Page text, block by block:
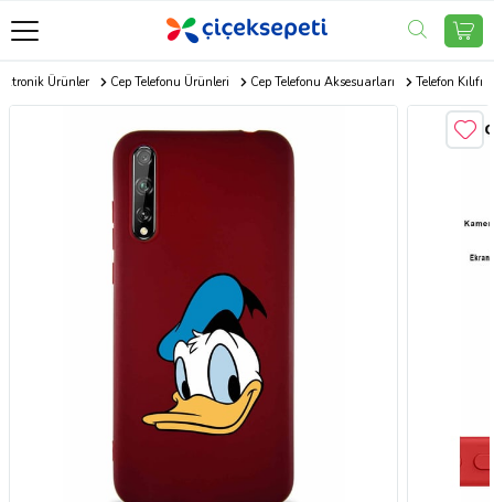
Ürünler Cep Telefonu Ürünleri Cep Telefonu Aksesuarları Telefon Kılıfı